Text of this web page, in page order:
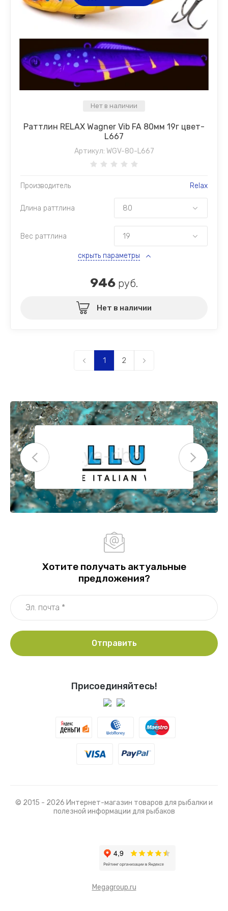
Нет в наличии
Раттлин RELAX Wagner Vib FA 80мм 19г цвет-
L667
Артикул: WGV-80-L667
Производитель Relax
Длина раттлина
Вес раттлина
скрыть параметры
946 руб.
Нет в наличии
1 2
Присоединяйтесь!
Хотите получать актуальные
предложения?
Отправить
© 2015 - 2026 Интернет-магазин товаров для рыбалки и
полезной информации для рыбаков
Megagroup.ru